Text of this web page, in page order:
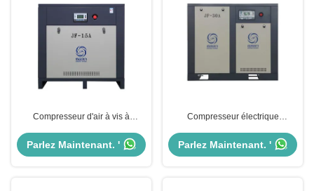
Compresseur d'air à vis à
à pression avec puissance
moteur de 7,5 à 400 kW
Parlez Maintenant. '
Compresseur électrique
380V Compresseur d'air à vis
rotatif
Parlez Maintenant. '